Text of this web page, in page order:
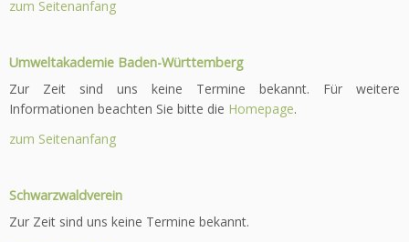
zum Seitenanfang
Umweltakademie Baden-Württemberg
Zur Zeit sind uns keine Termine bekannt. Für weitere
Informationen beachten Sie bitte die Homepage.
zum Seitenanfang
Schwarzwaldverein
Zur Zeit sind uns keine Termine bekannt.